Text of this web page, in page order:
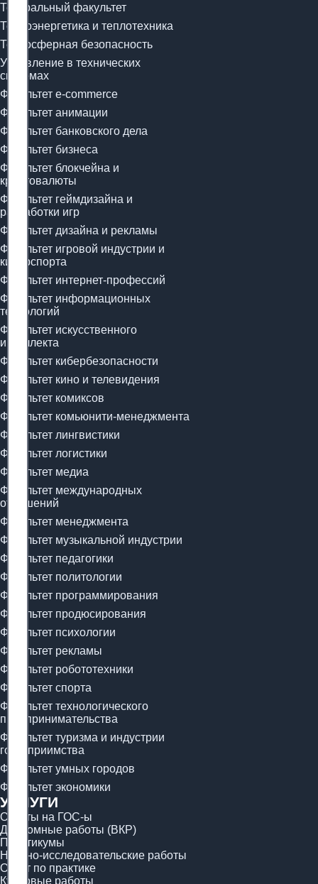
Театральный факультет
Теплоэнергетика и теплотехника
Техносферная безопасность
Управление в технических
системах
Факультет e-commerce
Факультет анимации
Факультет банковского дела
Факультет бизнеса
Факультет блокчейна и
криптовалюты
Факультет геймдизайна и
разработки игр
Факультет дизайна и рекламы
Факультет игровой индустрии и
киберспорта
Факультет интернет-профессий
Факультет информационных
технологий
Факультет искусственного
интеллекта
Факультет кибербезопасности
Факультет кино и телевидения
Факультет комиксов
Факультет комьюнити-менеджмента
Факультет лингвистики
Факультет логистики
Факультет медиа
Факультет международных
отношений
Факультет менеджмента
Факультет музыкальной индустрии
Факультет педагогики
Факультет политологии
Факультет программирования
Факультет продюсирования
Факультет психологии
Факультет рекламы
Факультет робототехники
Факультет спорта
Факультет технологического
предпринимательства
Факультет туризма и индустрии
гостеприимства
Факультет умных городов
Факультет экономики
УСЛУГИ
Ответы на ГОС-ы
Дипломные работы (ВКР)
Практикумы
Научно-исследовательские работы
Отчёт по практике
Курсовые работы